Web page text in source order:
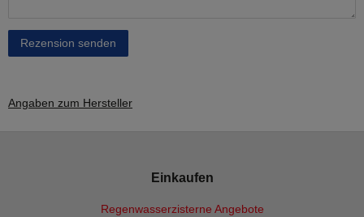
Rezension senden
Angaben zum Hersteller
Einkaufen
Regenwasserzisterne Angebote